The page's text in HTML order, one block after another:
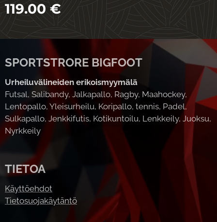
119.00€
SPORTSTRORE BIGFOOT
Urheiluvälineiden erikoismyymälä
Futsal, Salibandy, Jalkapallo, Ragby, Maahockey,
Lentopallo, Yleisurheilu, Koripallo, tennis, Padel,
Sulkapallo, Jenkkifutis, Kotikuntoilu, Lenkkeily, Juoksu,
Nyrkkeily
TIETOA
Käyttöehdot
Tietosuojakäytäntö